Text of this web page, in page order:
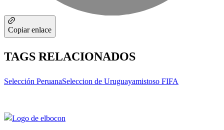
Copiar enlace
TAGS RELACIONADOS
Selección PeruanaSeleccion de Uruguayamistoso FIFA